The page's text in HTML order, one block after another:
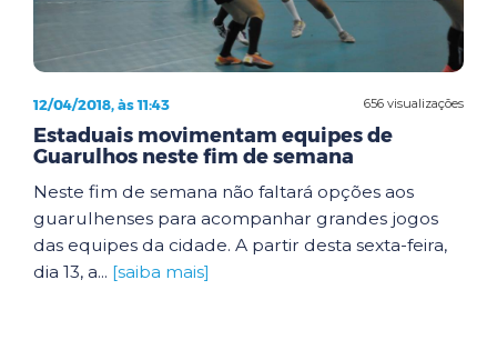
656 visualizações
12/04/2018, às 11:43
Estaduais movimentam equipes de
Guarulhos neste fim de semana
Neste fim de semana não faltará opções aos
guarulhenses para acompanhar grandes jogos
das equipes da cidade. A partir desta sexta-feira,
dia 13, a... [saiba mais]